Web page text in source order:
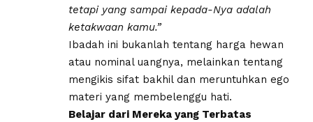
tetapi yang sampai kepada-Nya adalah
ketakwaan kamu.”
​Ibadah ini bukanlah tentang harga hewan
atau nominal uangnya, melainkan tentang
mengikis sifat bakhil dan meruntuhkan ego
materi yang membelenggu hati.
Belajar dari Mereka yang Terbatas